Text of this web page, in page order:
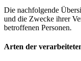
Die nachfolgende
und die Zwecke ihrer
betroffenen Personen.
Arten der